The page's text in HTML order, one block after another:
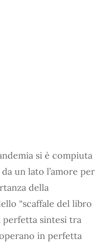
si è compiuta
un lato l’amore per
della
“scaffale del libro
perfetta sintesi tra
in perfetta